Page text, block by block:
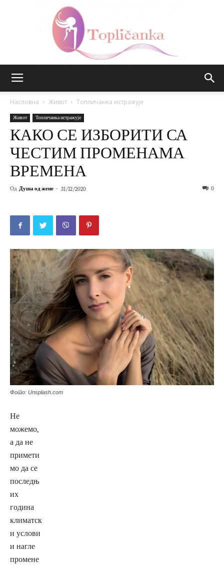
Насловна Живот Топличанка истражује
Живот Топличанка истражује
КАКО СЕ ИЗБОРИТИ СА
ЧЕСТИМ ПРОМЕНАМА
ВРЕМЕНА
Од Душа од жене - 31/12/2020 0
Фото: Unsplash.com
Не
можемо,
а да не
примети
мо да се
последњ
их
година
климатск
и услови
и нагле
промене